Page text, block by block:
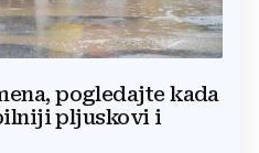
pogledajte kada
pljuskovi i